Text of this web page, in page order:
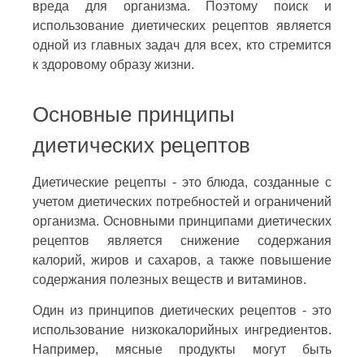
вреда для организма. Поэтому поиск и
использование диетических рецептов является
одной из главных задач для всех, кто стремится
к здоровому образу жизни.
Основные принципы
диетических рецептов
Диетические рецепты - это блюда, созданные с
учетом диетических потребностей и ограничений
организма. Основными принципами диетических
рецептов является снижение содержания
калорий, жиров и сахаров, а также повышение
содержания полезных веществ и витаминов.
Один из принципов диетических рецептов - это
использование низкокалорийных ингредиентов.
Например, мясные продукты могут быть